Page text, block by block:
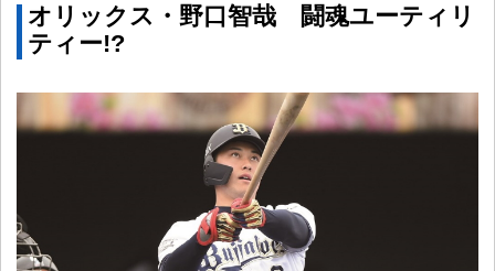
オリックス・野口智哉 闘魂ユーティリ
ティー!?